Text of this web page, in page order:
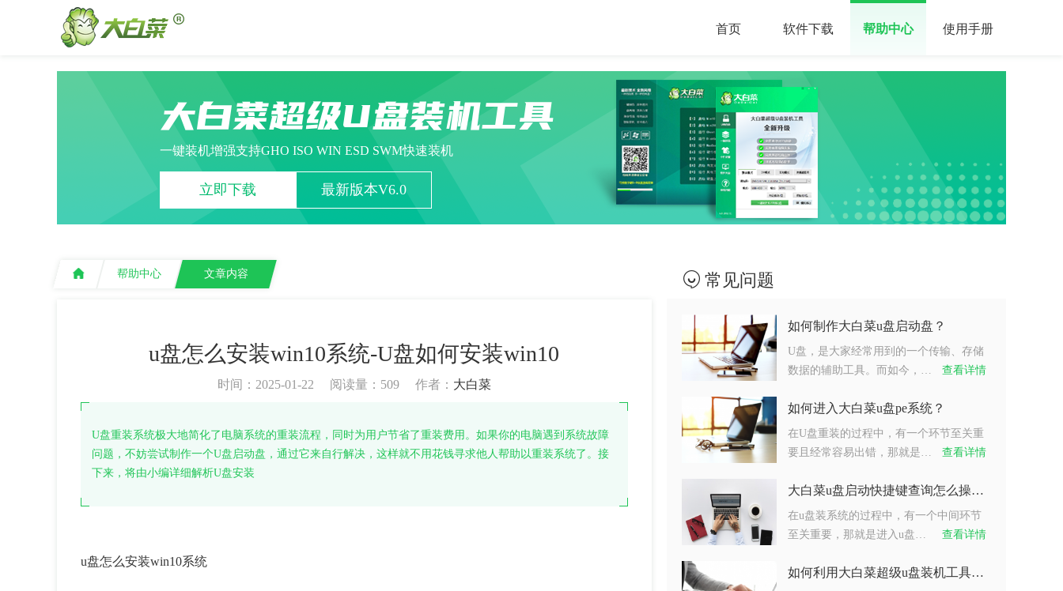
首页 软件下载 帮助中心 使用手册
大白菜超级U盘装机工具
一键装机增强支持GHO ISO WIN ESD SWM快速装机
立即下载 最新版本V6.0
帮助中心 文章内容
u盘怎么安装win10系统-U盘如何安装win10
时间：2025-01-22 阅读量： 509 作者： 大白菜
U盘重装系统极大地简化了电脑系统的重装流程，同时为用户节省了重装费用。如果你的电脑遇到系统故障
问题，不妨尝试制作一个U盘启动盘，通过它来自行解决，这样就不用花钱寻求他人帮助以重装系统了。接
下来，将由小编详细解析U盘安装
u盘怎么安装win10系统
常见问题
如何制作大白菜u盘启动盘？
U盘，是大家经常用到的一个传输、存储
数据的辅助工具。而如今，…
查看详情
如何进入大白菜u盘pe系统？
在U盘重装的过程中，有一个环节至关重
要且经常容易出错，那就是…
查看详情
大白菜u盘启动快捷键查询怎么操作？
在u盘装系统的过程中，有一个中间环节
至关重要，那就是进入u盘…
查看详情
如何利用大白菜超级u盘装机工具重装系统win7？